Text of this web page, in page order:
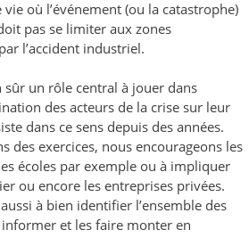
vie où l’événement (ou la catastrophe)
pas se limiter aux zones
l’accident industriel.
un rôle central à jouer dans
des acteurs de la crise sur leur
dans ce sens depuis des années.
des exercices, nous encourageons les
écoles par exemple ou à impliquer
ou encore les entreprises privées.
à bien identifier l’ensemble des
et les faire monter en